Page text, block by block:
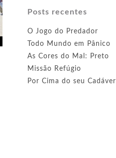
Posts recentes
O Jogo do Predador
Todo Mundo em Pânico
As Cores do Mal: Preto
Missão Refúgio
Por Cima do seu Cadáver